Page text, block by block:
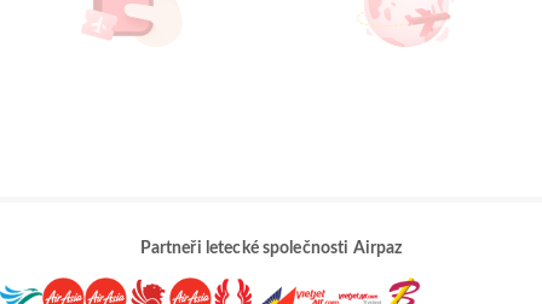
Partneři letecké společnosti Airpaz